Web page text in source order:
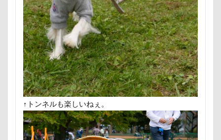
↑トンネルも楽しいねぇ。
ひとと動物の心理学
ひっぱりっこ
ひきこもり
はなちゃん
はじめまして ののくん
だいふく
ぶーちゃん（Blendyくん）
ご褒美オヤツ
すけろく
しょーたくん
しまホイ しずくちゃん
さむお
さくらちゃん
さいたま市 ご褒美
すっとぼけ
ごみ好き
ごちそう
こまざわフルーツファーム
ここちゃん
ここあちゃん
せんたろうくん
すばるん卓上カレンダー
せくし～
すーぱーひーろー
すももちゃん すばる父